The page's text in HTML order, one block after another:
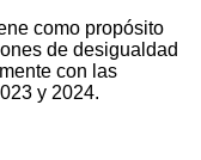
como propósito
de desigualdad
con las
y 2024.